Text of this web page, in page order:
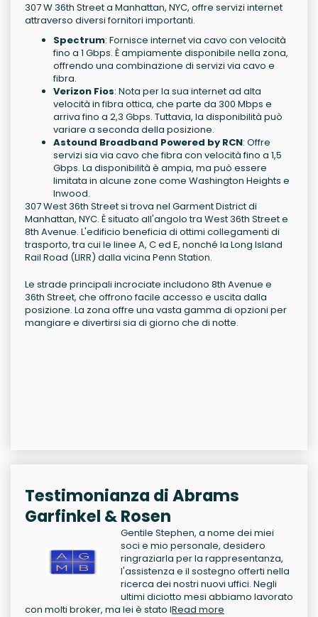
307 W 36th Street a Manhattan, NYC, offre servizi internet
attraverso diversi fornitori importanti.
Spectrum: Fornisce internet via cavo con velocità
fino a 1 Gbps. È ampiamente disponibile nella zona,
offrendo una combinazione di servizi via cavo e
fibra.
Verizon Fios: Nota per la sua internet ad alta
velocità in fibra ottica, che parte da 300 Mbps e
arriva fino a 2,3 Gbps. Tuttavia, la disponibilità può
variare a seconda della posizione.
Astound Broadband Powered by RCN: Offre
servizi sia via cavo che fibra con velocità fino a 1,5
Gbps. La disponibilità è ampia, ma può essere
limitata in alcune zone come Washington Heights e
Inwood.
307 West 36th Street si trova nel Garment District di
Manhattan, NYC. È situato all'angolo tra West 36th Street e
8th Avenue. L'edificio beneficia di ottimi collegamenti di
trasporto, tra cui le linee A, C ed E, nonché la Long Island
Rail Road (LIRR) dalla vicina Penn Station.
Le strade principali incrociate includono 8th Avenue e
36th Street, che offrono facile accesso e uscita dalla
posizione. La zona offre una vasta gamma di opzioni per
mangiare e divertirsi sia di giorno che di notte.
Testimonianza di Abrams
Garfinkel & Rosen
Gentile Stephen, a nome dei miei
soci e mio personale, desidero
ringraziarla per la rappresentanza,
l'assistenza e il sostegno offerti nella
ricerca dei nostri nuovi uffici. Negli
ultimi diciotto mesi abbiamo lavorato
con molti broker, ma lei è stato lRead more